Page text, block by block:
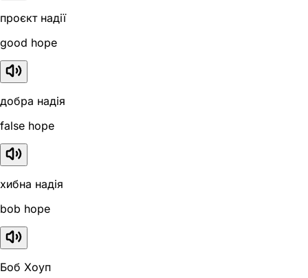
проєкт надії
good hope
добра надія
false hope
хибна надія
bob hope
Боб Хоуп